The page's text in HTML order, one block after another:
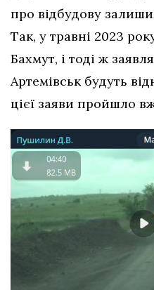
про відбудову
Так, у травні 2023
Бахмут, і тоді ж
Артемівськ будуть
цієї заяви пройшло